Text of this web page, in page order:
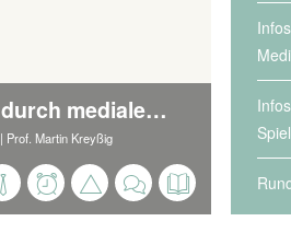
Exkursion durch mediale Landschaften
| Prof. Martin Kreyßig